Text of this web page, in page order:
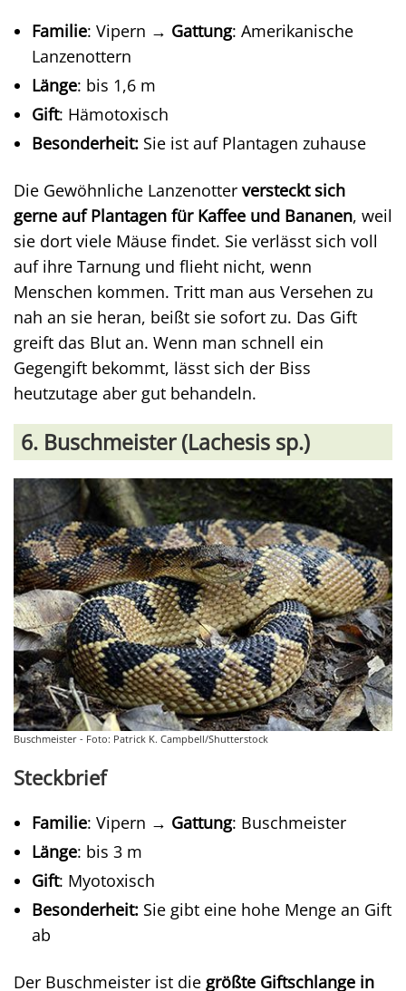
Familie: Vipern → Gattung: Amerikanische
Lanzenottern
Länge: bis 1,6 m
Gift: Hämotoxisch
Besonderheit: Sie ist auf Plantagen zuhause
Die Gewöhnliche Lanzenotter versteckt sich
gerne auf Plantagen für Kaffee und Bananen, weil
sie dort viele Mäuse findet. Sie verlässt sich voll
auf ihre Tarnung und flieht nicht, wenn
Menschen kommen. Tritt man aus Versehen zu
nah an sie heran, beißt sie sofort zu. Das Gift
greift das Blut an. Wenn man schnell ein
Gegengift bekommt, lässt sich der Biss
heutzutage aber gut behandeln.
6. Buschmeister (Lachesis sp.)
Buschmeister - Foto: Patrick K. Campbell/Shutterstock
Steckbrief
Familie: Vipern → Gattung: Buschmeister
Länge: bis 3 m
Gift: Myotoxisch
Besonderheit: Sie gibt eine hohe Menge an Gift
ab
Der Buschmeister ist die größte Giftschlange in